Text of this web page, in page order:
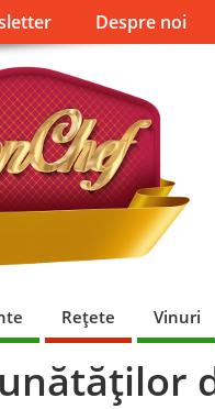
Despre noi
Reţete Vinuri